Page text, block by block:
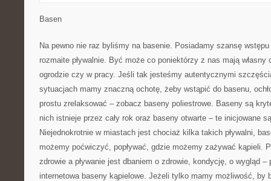
Basen
Na pewno nie raz byliśmy na basenie. Posiadamy szansę
rozmaite pływalnie. Być może co poniektórzy z nas mają własny
ogrodzie czy w pracy. Jeśli tak jesteśmy autentycznymi
sytuacjach mamy znaczną ochotę, żeby wstąpić do basenu,
prostu zrelaksować – zobacz baseny poliestrowe. Baseny są
nich istnieje przez cały rok oraz baseny otwarte – te inicjowane
Niejednokrotnie w miastach jest chociaż kilka takich pływalni,
możemy poćwiczyć, popływać, gdzie możemy zażywać kąpieli.
zdrowie a pływanie jest dbaniem o zdrowie, kondycję, o wygląd –
internetowa baseny kąpielowe. Jeżeli tylko mamy możliwość, by